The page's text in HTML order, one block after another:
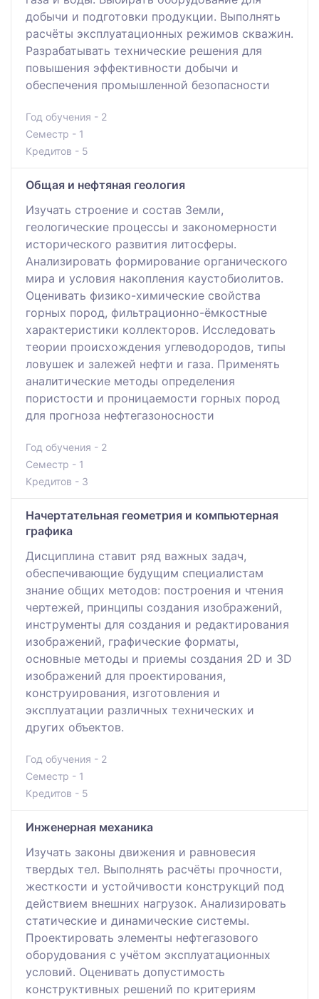
добычи и подготовки продукции. Выполнять
расчёты эксплуатационных режимов скважин.
Разрабатывать технические решения для
повышения эффективности добычи и
обеспечения промышленной безопасности
Год обучения - 2
Семестр - 1
Кредитов - 5
Общая и нефтяная геология
Изучать строение и состав Земли,
геологические процессы и закономерности
исторического развития литосферы.
Анализировать формирование органического
мира и условия накопления каустобиолитов.
Оценивать физико-химические свойства
горных пород, фильтрационно-ёмкостные
характеристики коллекторов. Исследовать
теории происхождения углеводородов, типы
ловушек и залежей нефти и газа. Применять
аналитические методы определения
пористости и проницаемости горных пород
для прогноза нефтегазоносности
Год обучения - 2
Семестр - 1
Кредитов - 3
Начертательная геометрия и компьютерная
графика
Дисциплина ставит ряд важных задач,
обеспечивающие будущим специалистам
знание общих методов: построения и чтения
чертежей, принципы создания изображений,
инструменты для создания и редактирования
изображений, графические форматы,
основные методы и приемы создания 2D и 3D
изображений для проектирования,
конструирования, изготовления и
эксплуатации различных технических и
других объектов.
Год обучения - 2
Семестр - 1
Кредитов - 5
Инженерная механика
Изучать законы движения и равновесия
твердых тел. Выполнять расчёты прочности,
жесткости и устойчивости конструкций под
действием внешних нагрузок. Анализировать
статические и динамические системы.
Проектировать элементы нефтегазового
оборудования с учётом эксплуатационных
условий. Оценивать допустимость
конструктивных решений по критериям